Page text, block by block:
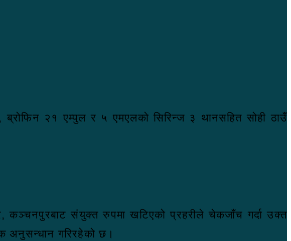
ब्रोफिन २१ एम्पुल र ५ एमएलको सिरिन्ज ३ थानसहित सोही ठाउँ
कञ्चनपुरबाट संयुक्त रुपमा खटिएको प्रहरीले चेकजाँच गर्दा उक्त
अनुसन्धान गरिरहेको छ।